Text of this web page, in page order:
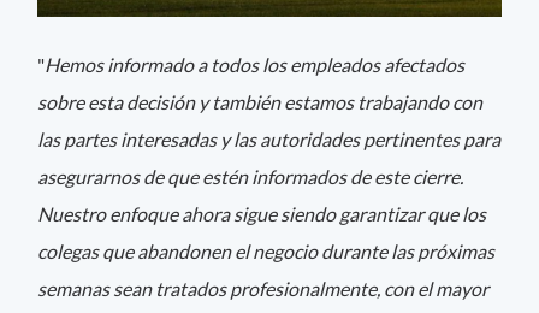
"Hemos informado a todos los empleados afectados
sobre esta decisión y también estamos trabajando con
las partes interesadas y las autoridades pertinentes para
asegurarnos de que estén informados de este cierre.
Nuestro enfoque ahora sigue siendo garantizar que los
colegas que abandonen el negocio durante las próximas
semanas sean tratados profesionalmente, con el mayor